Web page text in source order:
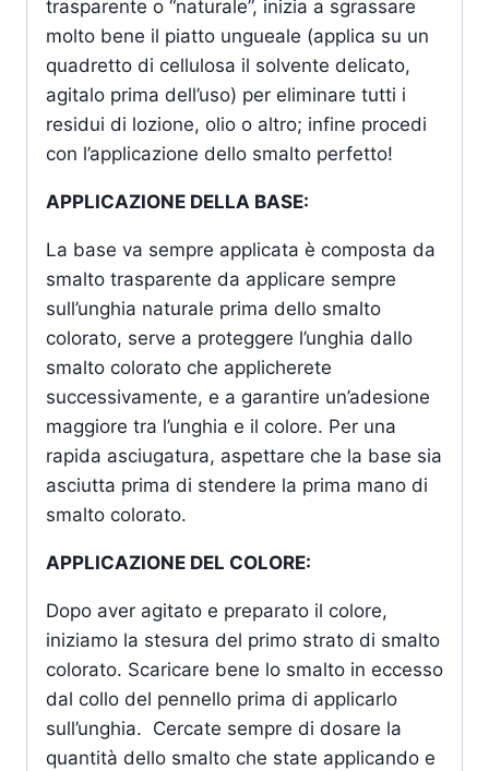
trasparente o “naturale”, inizia a sgrassare
molto bene il piatto ungueale (applica su un
quadretto di cellulosa il solvente delicato,
agitalo prima dell’uso) per eliminare tutti i
residui di lozione, olio o altro; infine procedi
con l’applicazione dello smalto perfetto!
APPLICAZIONE DELLA BASE:
La base va sempre applicata è composta da
smalto trasparente da applicare sempre
sull’unghia naturale prima dello smalto
colorato, serve a proteggere l’unghia dallo
smalto colorato che applicherete
successivamente, e a garantire un’adesione
maggiore tra l’unghia e il colore. Per una
rapida asciugatura, aspettare che la base sia
asciutta prima di stendere la prima mano di
smalto colorato.
APPLICAZIONE DEL COLORE:
Dopo aver agitato e preparato il colore,
iniziamo la stesura del primo strato di smalto
colorato. Scaricare bene lo smalto in eccesso
dal collo del pennello prima di applicarlo
sull’unghia. Cercate sempre di dosare la
quantità dello smalto che state applicando e